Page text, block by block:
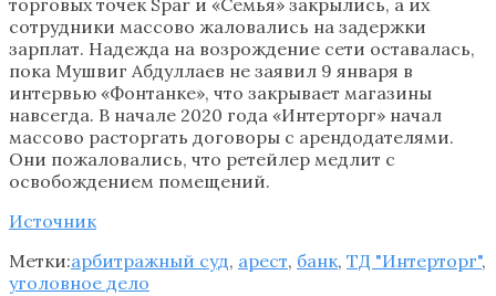
торговых точек Spar и «Семья» закрылись, а их
сотрудники массово жаловались на задержки
зарплат. Надежда на возрождение сети оставалась,
пока Мушвиг Абдуллаев не заявил 9 января в
интервью «Фонтанке», что закрывает магазины
навсегда. В начале 2020 года «Интерторг» начал
массово расторгать договоры с арендодателями.
Они пожаловались, что ретейлер медлит с
освобождением помещений.
Источник
Метки:арбитражный суд, арест, банк, ТД "Интерторг",
уголовное дело